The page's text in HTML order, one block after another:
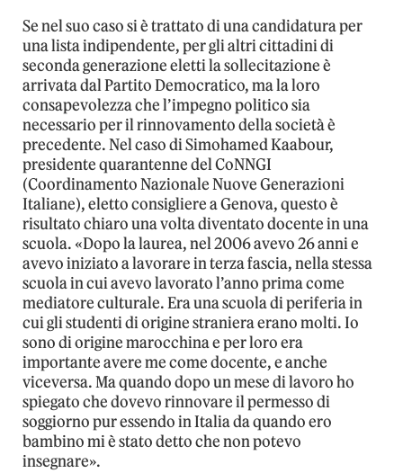
Se nel suo caso si è trattato di una candidatura per
una lista indipendente, per gli altri cittadini di
seconda generazione eletti la sollecitazione è
arrivata dal Partito Democratico, ma la loro
consapevolezza che l’impegno politico sia
necessario per il rinnovamento della società è
precedente. Nel caso di Simohamed Kaabour,
presidente quarantenne del CoNNGI
(Coordinamento Nazionale Nuove Generazioni
Italiane), eletto consigliere a Genova, questo è
risultato chiaro una volta diventato docente in una
scuola. «Dopo la laurea, nel 2006 avevo 26 anni e
avevo iniziato a lavorare in terza fascia, nella stessa
scuola in cui avevo lavorato l’anno prima come
mediatore culturale. Era una scuola di periferia in
cui gli studenti di origine straniera erano molti. Io
sono di origine marocchina e per loro era
importante avere me come docente, e anche
viceversa. Ma quando dopo un mese di lavoro ho
spiegato che dovevo rinnovare il permesso di
soggiorno pur essendo in Italia da quando ero
bambino mi è stato detto che non potevo
insegnare».